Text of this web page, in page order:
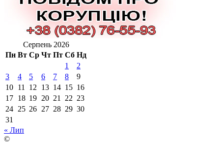
Серпень 2026
Пн Вт Ср Чт Пт Сб Нд
1
2
3
4 5 6 7 8
9
10 11 12 13 14 15 16
17 18 19 20 21 22 23
24 25 26 27 28 29 30
31
« Лип
©